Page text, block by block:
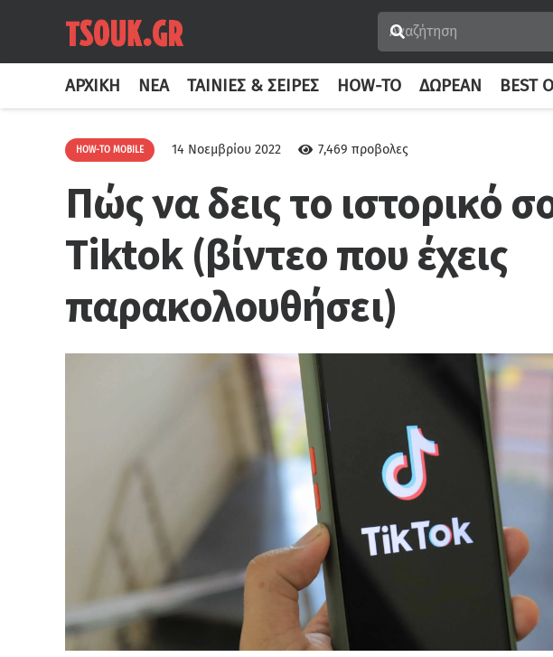
ΑΡΧΙΚΉ ΝΈΑ ΤΑΙΝΊΕΣ & ΣΕΙΡΈΣ HOW-TO ΔΩΡΕΆΝ BEST
HOW-TO MOBILE 14 Νοεμβρίου 2022 7,469 προβολες
Πώς να δεις το ιστορικό
Tiktok (βίντεο που έχεις
παρακολουθήσει)